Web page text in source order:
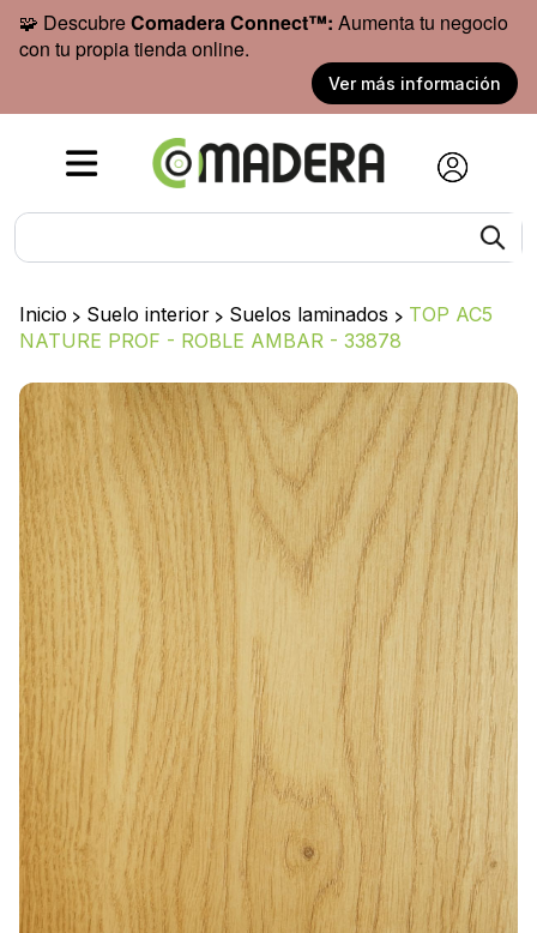
🧩 DescubreComadera Connect™: Aumenta tu negocio
con tu propia tienda online.
Ver más información
Inicio > Suelo interior > Suelos laminados > TOP AC5
NATURE PROF - ROBLE AMBAR - 33878